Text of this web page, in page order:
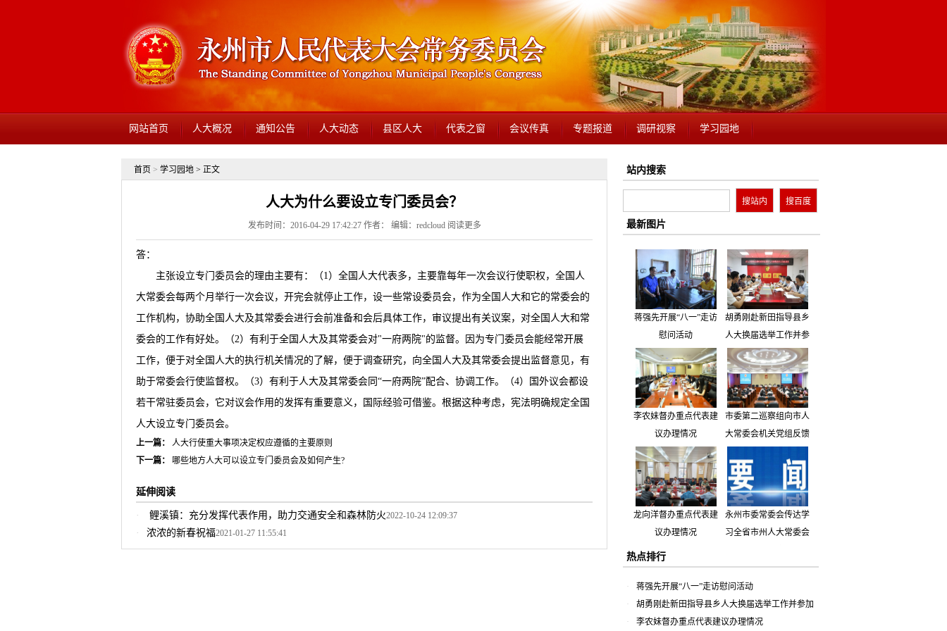
网站首页 人大概况 通知公告 人大动态 县区人大 代表之窗 会议传真 专题报道 调研视察 学习园地
首页 > 学习园地 > 正文
人大为什么要设立专门委员会？
发布时间：2016-04-29 17:42:27 作者： 编辑：redcloud 阅读更多
答：
主张设立专门委员会的理由主要有：（1）全国人大代表多，主要靠每年一次会议行使职权，全国人
大常委会每两个月举行一次会议，开完会就停止工作，设一些常设委员会，作为全国人大和它的常委会的
工作机构，协助全国人大及其常委会进行会前准备和会后具体工作，审议提出有关议案，对全国人大和常
委会的工作有好处。（2）有利于全国人大及其常委会对"一府两院"的监督。因为专门委员会能经常开展
工作，便于对全国人大的执行机关情况的了解，便于调查研究，向全国人大及其常委会提出监督意见，有
助于常委会行使监督权。（3）有利于人大及其常委会同“一府两院”配合、协调工作。（4）国外议会都设
若干常驻委员会，它对议会作用的发挥有重要意义，国际经验可借鉴。根据这种考虑，宪法明确规定全国
人大设立专门委员会。
上一篇：
人大行使重大事项决定权应遵循的主要原则
下一篇：
哪些地方人大可以设立专门委员会及如何产生?
延伸阅读
鲤溪镇：充分发挥代表作用，助力交通安全和森林防火2022-10-24 12:09:37
浓浓的新春祝福2021-01-27 11:55:41
站内搜索
最新图片
蒋强先开展“八一”走访
慰问活动
胡勇刚赴新田指导县乡
人大换届选举工作并参
加市人大代表小组主题
活动
李农妹督办重点代表建
议办理情况
市委第二巡察组向市人
大常委会机关党组反馈
龙向洋督办重点代表建
议办理情况
永州市委常委会传达学
习全省市州人大常委会
关精神 专题听取省人
大常委会执法检查组到
永州开展大气污染防治
相关法律法规执法检查
热点排行
蒋强先开展“八一”走访慰问活动
胡勇刚赴新田指导县乡人大换届选举工作并参加
市人大代表小组主题活动
李农妹督办重点代表建议办理情况